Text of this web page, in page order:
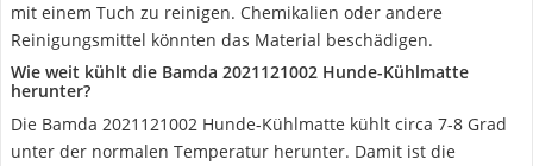
mit einem Tuch zu reinigen. Chemikalien oder andere
Reinigungsmittel könnten das Material beschädigen.
Wie weit kühlt die Bamda 2021121002 Hunde-Kühlmatte
herunter?
Die Bamda 2021121002 Hunde-Kühlmatte kühlt circa 7-8 Grad
unter der normalen Temperatur herunter. Damit ist die